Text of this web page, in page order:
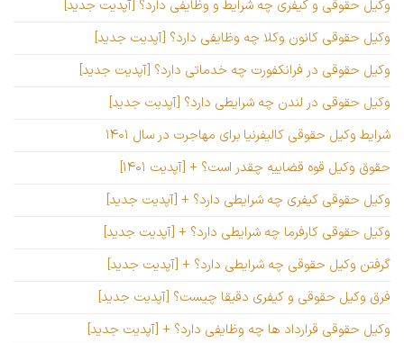
وکیل حقوقی و کیفری چه شرایط و وظایفی دارد؟ [آپدیت جدید]
وکیل حقوقی کانون وکلا چه وظایفی دارد؟ [آپدیت جدید]
وکیل حقوقی در فرانکفورت چه خدماتی دارد؟ [آپدیت جدید]
وکیل حقوقی در لندن چه شرایطی دارد؟ [آپدیت جدید]
شرایط وکیل حقوقی کالیفرنیا برای مهاجرت در سال ۱۴۰۱
حقوق وکیل قوه قضاییه چقدر است؟ + [آپدیت ۱۴۰۱]
وکیل حقوقی کیفری چه شرایطی دارد؟ + [آپدیت جدید]
وکیل حقوقی کارفرما چه شرایطی دارد؟ + [آپدیت جدید]
گرفتن وکیل حقوقی چه شرایطی دارد؟ + [آپدیت جدید]
فرق وکیل حقوقی و کیفری دقیقا چیست؟ [آپدیت جدید]
وکیل حقوقی قرارداد ها چه وظایفی دارد؟ + [آپدیت جدید]